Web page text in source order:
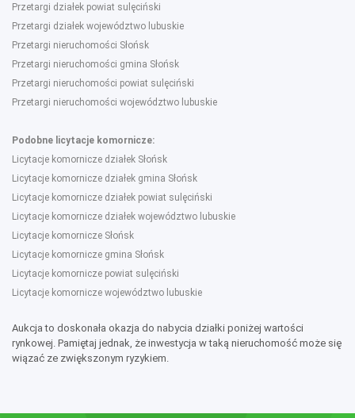
Przetargi działek powiat sulęciński
Przetargi działek województwo lubuskie
Przetargi nieruchomości Słońsk
Przetargi nieruchomości gmina Słońsk
Przetargi nieruchomości powiat sulęciński
Przetargi nieruchomości województwo lubuskie
Podobne licytacje komornicze:
Licytacje komornicze działek Słońsk
Licytacje komornicze działek gmina Słońsk
Licytacje komornicze działek powiat sulęciński
Licytacje komornicze działek województwo lubuskie
Licytacje komornicze Słońsk
Licytacje komornicze gmina Słońsk
Licytacje komornicze powiat sulęciński
Licytacje komornicze województwo lubuskie
Aukcja to doskonała okazja do nabycia działki poniżej wartości
rynkowej. Pamiętaj jednak, że inwestycja w taką nieruchomość może się
wiązać ze zwiększonym ryzykiem.